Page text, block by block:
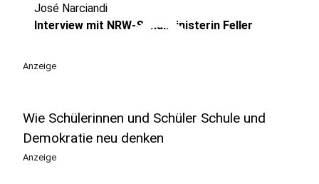
play_circle
José Narciandi
Interview mit NRW-Schulministerin Feller
Anzeige
Wie Schülerinnen und Schüler Schule und
Demokratie neu denken
Anzeige